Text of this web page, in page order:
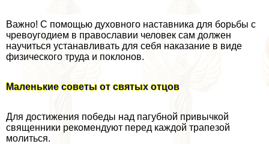
Важно! С помощью духовного наставника для борьбы с
чревоугодием в православии человек сам должен
научиться устанавливать для себя наказание в виде
физического труда и поклонов.
Маленькие советы от святых отцов
Для достижения победы над пагубной привычкой
священники рекомендуют перед каждой трапезой
молиться.